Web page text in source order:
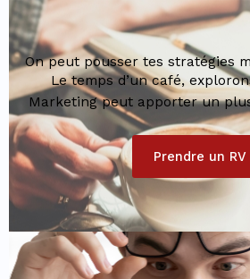
On peut pousser tes stratégies
Le temps d’un café,
Marketing peut apporter un
Prendre un RV